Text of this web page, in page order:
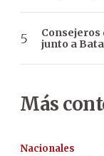
junto a
Más
Nacionales